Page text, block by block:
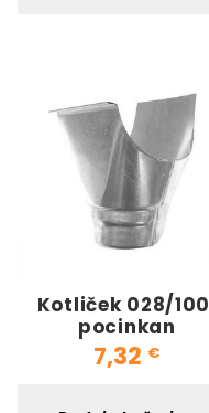
Kotliček 028/
pocinkan
7,32 €